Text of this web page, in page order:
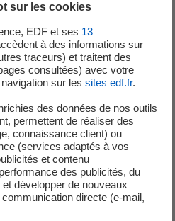
photovoltaïques bifaces,
Lithium-Ion fourni par
Leaf de Nissan et un
to Grid) de NUVVE,
permettant de reproduire
clients types,
local et à distance 100%
communications
sur les cookies
EDF et ses 13
à des informations sur
traceurs) et traitent des
consultées) avec votre
sur les sites edf.fr.
des données de nos outils
permettent de réaliser des
connaissance client) ou
(services adaptés à vos
et contenu
des publicités, du
développer de nouveaux
directe (e-mail,